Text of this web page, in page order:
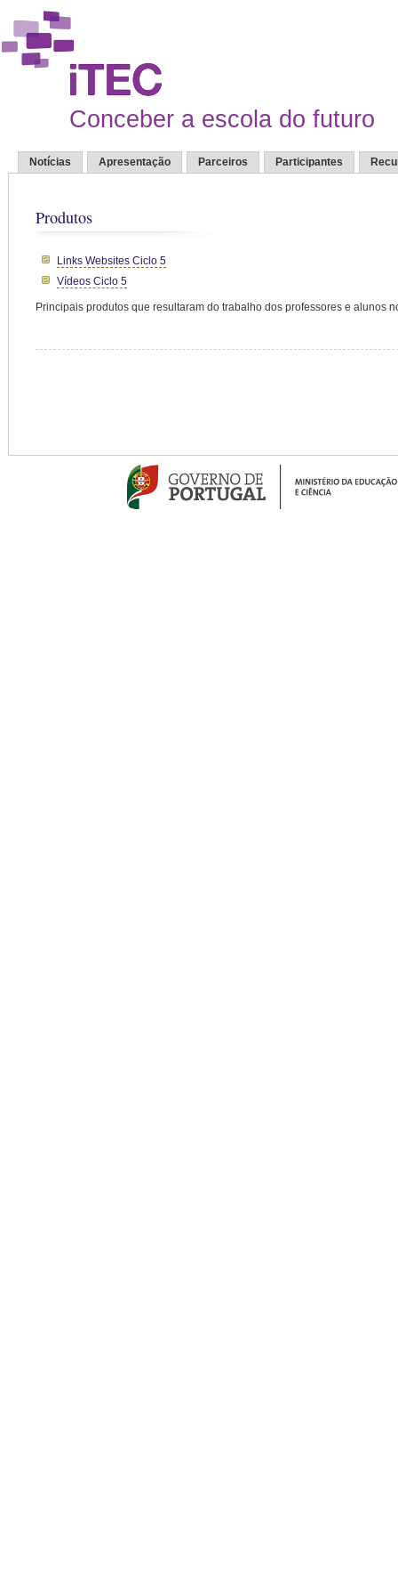
Conceber a escola do futuro
Notícias Apresentação Parceiros Participantes
Produtos
Links Websites Ciclo 5
Vídeos Ciclo 5
Principais produtos que resultaram do trabalho dos professores e alunos